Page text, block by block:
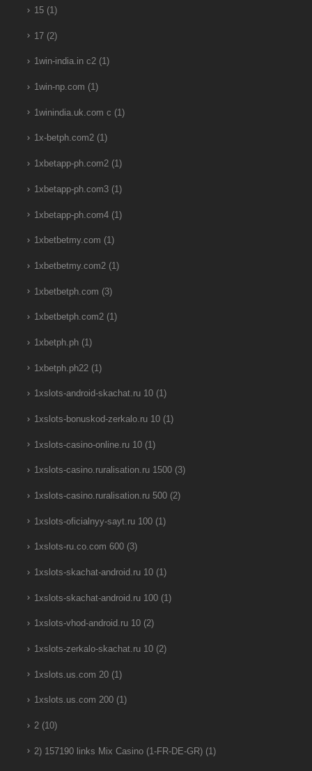
15(1)
17(2)
1win-india.in c2(1)
1win-np.com (1)
1winindia.uk.com c (1)
1x-betph.com2(1)
1xbetapp-ph.com2(1)
1xbetapp-ph.com3(1)
1xbetapp-ph.com4(1)
1xbetbetmy.com (1)
1xbetbetmy.com2(1)
1xbetbetph.com (3)
1xbetbetph.com2(1)
1xbetph.ph(1)
1xbetph.ph22(1)
1xslots-android-skachat.ru 10(1)
1xslots-bonuskod-zerkalo.ru 10(1)
1xslots-casino-online.ru 10(1)
1xslots-casino.ruralisation.ru 1500(3)
1xslots-casino.ruralisation.ru 500(2)
1xslots-oficialnyy-sayt.ru 100(1)
1xslots-ru.co.com 600(3)
1xslots-skachat-android.ru 10(1)
1xslots-skachat-android.ru 100(1)
1xslots-vhod-android.ru 10(2)
1xslots-zerkalo-skachat.ru 10(2)
1xslots.us.com 20(1)
1xslots.us.com 200(1)
2(10)
2) 157190 links Mix Casino (1-FR-DE-GR)(1)